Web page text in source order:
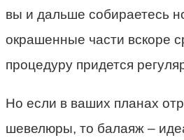
вы и дальше собираетесь
окрашенные части вскоре
процедуру придется
Но если в ваших планах
шевелюры, то балаяж –